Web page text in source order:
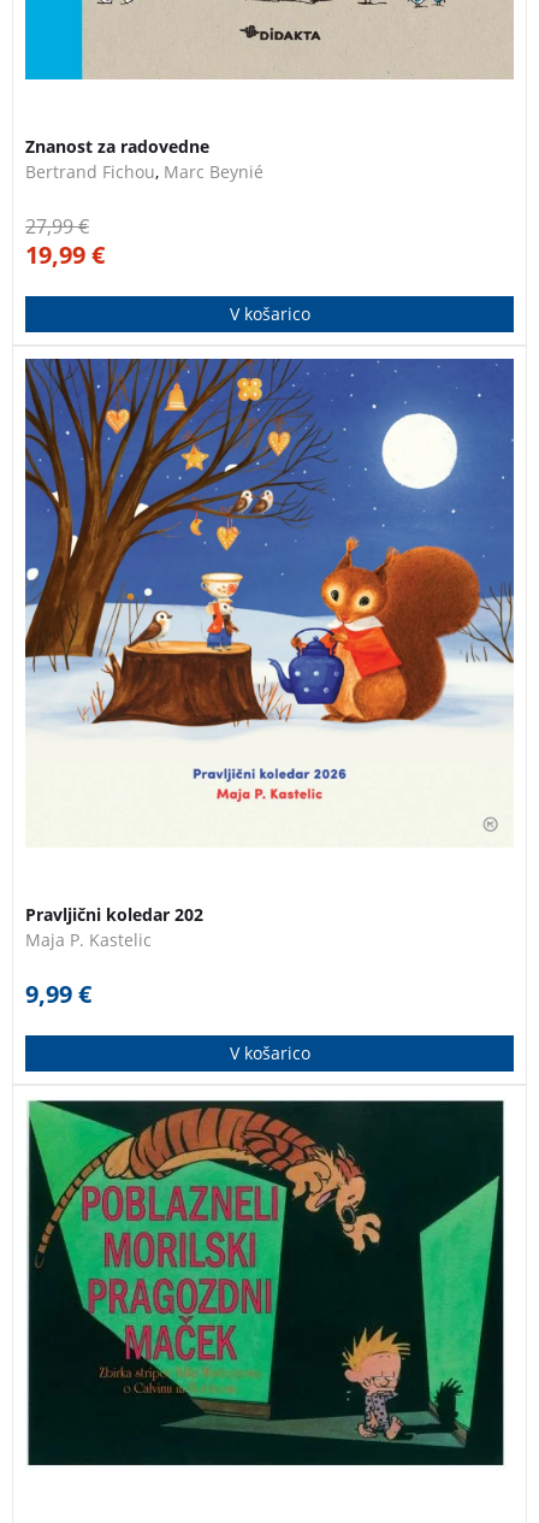
Znanost za radovedne
Bertrand Fichou, Marc Beynié
27,99€
19,99€
V košarico
Pravljični koledar s čudovitimi ilustracijami
mednarodno uveljavljene in nagrajene ilustratorke
Maje P. Kastelic.
Pravljični koledar 202
Maja P. Kastelic
9,99€
V košarico
Calvin in Hobbes: Poblazneli morilski pragozdni
maček. Deseta knjiga v zbirki najzabavnejših stripov z
glavnima junakoma Calvinom in Hobbesom! Strip je
prevedel Boštjan Gorenc – Pižama.